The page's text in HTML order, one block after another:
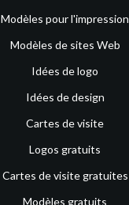
Modèles pour l'impression
Modèles de sites Web
Idées de logo
Idées de design
Cartes de visite
Logos gratuits
Cartes de visite gratuites
Modèles gratuits